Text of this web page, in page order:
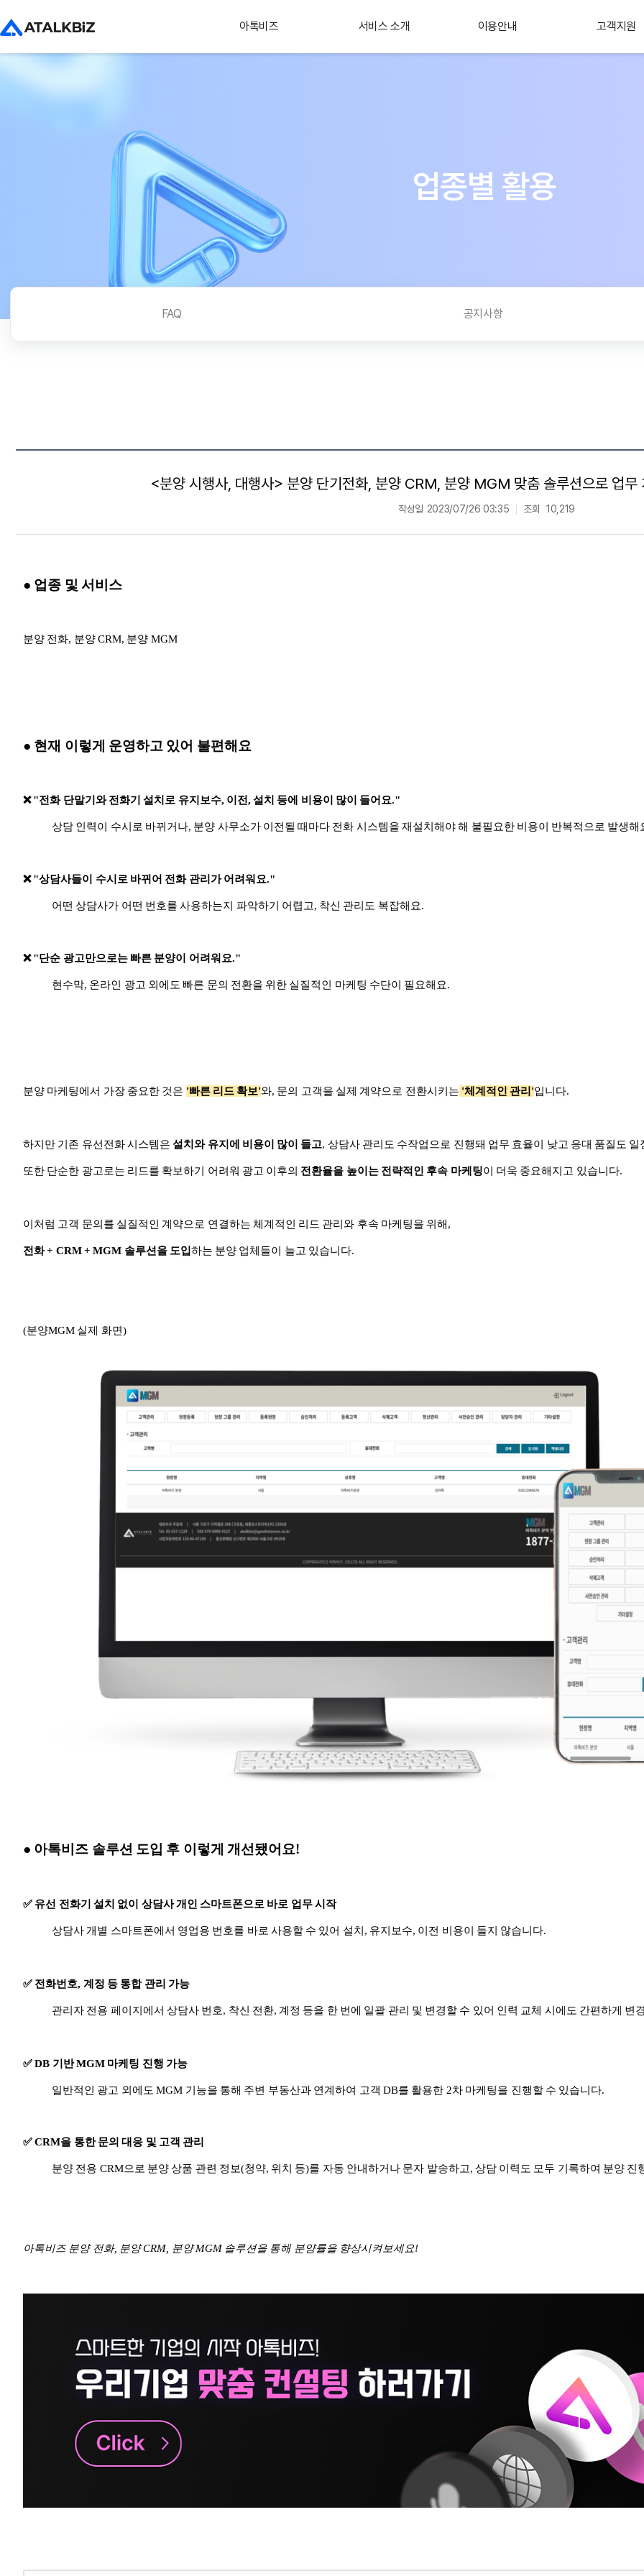
아톡비즈 서비스 소개 이용안내 고객지원
업종별 활용
FAQ 공지사항
<분양 시행사, 대행사> 분양 단기전화, 분양 CRM, 분양 MGM 맞춤 솔루션으로 업
작성일 2023/07/26 03:35 조회 10,219
● 업종 및 서비스
분양 전화, 분양 CRM, 분양 MGM
● 현재 이렇게 운영하고 있어 불편해요
❌ "전화 단말기와 전화기 설치로 유지보수, 이전, 설치 등에 비용이 많이 들어요."
상담 인력이 수시로 바뀌거나, 분양 사무소가 이전될 때마다 전화 시스템을 재설치해야 해 불필요한 비용이 반복적으로 발생해
❌ "상담사들이 수시로 바뀌어 전화 관리가 어려워요."
어떤 상담사가 어떤 번호를 사용하는지 파악하기 어렵고, 착신 관리도 복잡해요.
❌ "단순 광고만으로는 빠른 분양이 어려워요."
현수막, 온라인 광고 외에도 빠른 문의 전환을 위한 실질적인 마케팅 수단이 필요해요.
분양 마케팅에서 가장 중요한 것은 '빠른 리드 확보'와, 문의 고객을 실제 계약으로 전환시키는 '체계적인 관리'입니다.
하지만 기존 유선전화 시스템은설치와 유지에 비용이 많이 들고, 상담사 관리도 수작업으로 진행돼 업무 효율이 낮고 응대 품질도
또한 단순한 광고로는 리드를 확보하기 어려워 광고 이후의 전환율을 높이는 전략적인 후속 마케팅이 더욱 중요해지고 있습니다.
이처럼 고객 문의를 실질적인 계약으로 연결하는 체계적인 리드 관리와 후속 마케팅을 위해,
전화 + CRM + MGM 솔루션을 도입하는 분양 업체들이 늘고 있습니다.
(분양MGM 실제 화면)
● 아톡비즈 솔루션 도입 후 이렇게 개선됐어요!
✅ 유선 전화기 설치 없이 상담사 개인 스마트폰으로 바로 업무 시작
상담사 개별 스마트폰에서 영업용 번호를 바로 사용할 수 있어 설치, 유지보수, 이전 비용이 들지 않습니다.
✅ 전화번호, 계정 등 통합 관리 가능
관리자 전용 페이지에서 상담사 번호, 착신 전환, 계정 등을 한 번에 일괄 관리 및 변경할 수 있어 인력 교체 시에도 간편하게 변
✅ DB 기반 MGM 마케팅 진행 가능
일반적인 광고 외에도 MGM 기능을 통해 주변 부동산과 연계하여 고객 DB를 활용한 2차 마케팅을 진행할 수 있습니다.
✅ CRM을 통한 문의 대응 및 고객 관리
분양 전용 CRM으로 분양 상품 관련 정보(청약, 위치 등)를 자동 안내하거나 문자 발송하고, 상담 이력도 모두 기록하여 분양
아톡비즈 분양 전화, 분양 CRM, 분양 MGM 솔루션을 통해 분양률을 향상시켜보세요!